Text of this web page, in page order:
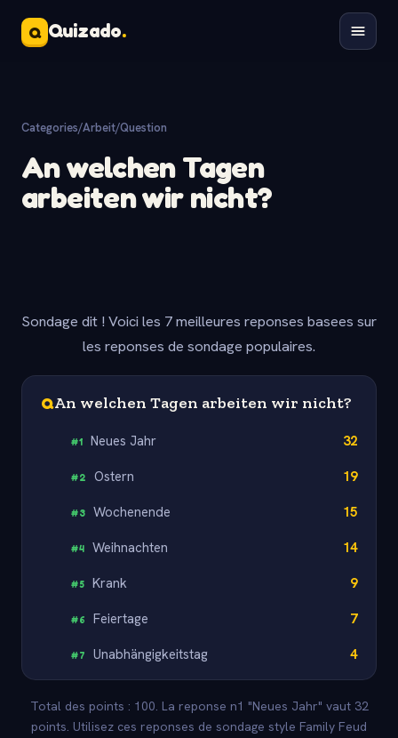
Q Quizado.
Categories/Arbeit/Question
An welchen Tagen
arbeiten wir nicht?
Sondage dit ! Voici les 7 meilleures reponses basees sur
les reponses de sondage populaires.
QAn welchen Tagen arbeiten wir nicht?
#1 Neues Jahr 32
#2 Ostern 19
#3 Wochenende 15
#4 Weihnachten 14
#5 Krank 9
#6 Feiertage 7
#7 Unabhängigkeitstag 4
Total des points : 100. La reponse n1 "Neues Jahr" vaut 32
points. Utilisez ces reponses de sondage style Family Feud